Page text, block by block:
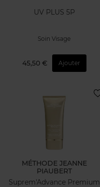
UV PLUS 5P
Soin Visage
45,50 € Ajouter
MÉTHODE JEANNE
PIAUBERT
Suprem'Advance Premium